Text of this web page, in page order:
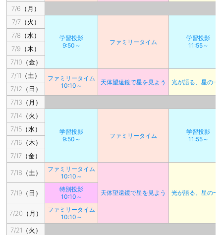
7/6（月）
7/7（火）
学習投影
9:50～
ファミリータイム
学習投影
11:55～
7/8（水）
7/9（木）
7/10（金）
7/11（土）
ファミリータイム
10:10～
天体望遠鏡で星を見よう 光が語る、星の一
7/12（日）
7/13（月）
7/14（火）
学習投影
9:50～
ファミリータイム
学習投影
11:55～
7/15（水）
7/16（木）
7/17（金）
7/18（土）
ファミリータイム
10:10～
天体望遠鏡で星を見よう 光が語る、星の一
7/19（日）
特別投影
10:10～
7/20（月）
ファミリータイム
10:10～
7/21（火）